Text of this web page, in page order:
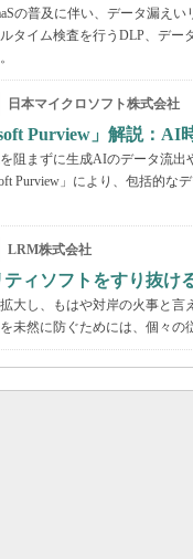
の普及に伴い、データ漏え
タイム検査を行うDLP、デー
日本マイクロソフト株式会社
Purview」解説：
阻まずに生成AIのデータ流
Purview」により、包括的な
LRM株式会社
ティソフトをすり抜け
大し、もはや対岸の火事と
未然に防ぐためには、個々の